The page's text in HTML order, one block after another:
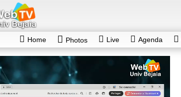
Home Photos Live Agenda